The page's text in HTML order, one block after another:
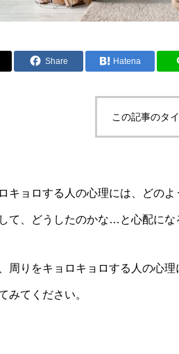
Share Hatena
この記事のタ
キョロする人の心理には、どの
て、どうしたのかな…と心配にな
周りをキョロキョロする人の心
みてください。